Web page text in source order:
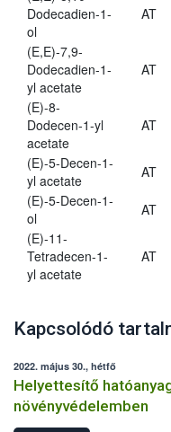
Dodecadien-1-
ol
AT
(E,E)-7,9-
Dodecadien-1-
yl acetate
AT
(E)-8-
Dodecen-1-yl
acetate
AT
(E)-5-Decen-1-
yl acetate
AT
(E)-5-Decen-1-
ol
AT
(E)-11-
Tetradecen-1-
yl acetate
AT
Kapcsolódó
2022. május 30., hétfő
Helyettesítő
növényvédelemben